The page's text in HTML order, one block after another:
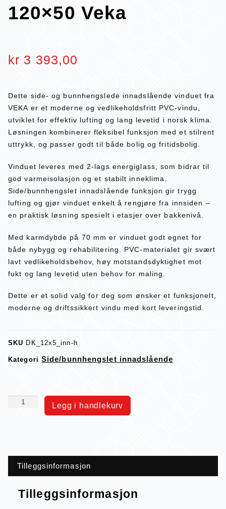
120×50 Veka
kr 3 393,00
Dette side- og bunnhengslede innadslående vinduet fra
VEKA er et moderne og vedlikeholdsfritt PVC-vindu,
utviklet for effektiv lufting og lang levetid i norsk klima.
Løsningen kombinerer fleksibel funksjon med et stilrent
uttrykk, og passer godt til både bolig og fritidsbolig.
Vinduet leveres med 2-lags energiglass, som bidrar til
god varmeisolasjon og et stabilt inneklima.
Side/bunnhengslet innadslående funksjon gir trygg
lufting og gjør vinduet enkelt å rengjøre fra innsiden –
en praktisk løsning spesielt i etasjer over bakkenivå.
Med karmdybde på 70 mm er vinduet godt egnet for
både nybygg og rehabilitering. PVC-materialet gir svært
lavt vedlikeholdsbehov, høy motstandsdyktighet mot
fukt og lang levetid uten behov for maling.
Dette er et solid valg for deg som ønsker et funksjonelt,
moderne og driftssikkert vindu med kort leveringstid.
SKU DK_12x5_inn-h
Kategori Side/bunnhengslet innadslående
Legg i handlekurv
Tilleggsinformasjon
Tilleggsinformasjon